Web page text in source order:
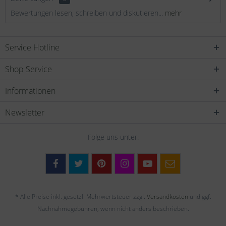
Bewertungen lesen, schreiben und diskutieren... mehr
Service Hotline
Shop Service
Informationen
Newsletter
Folge uns unter:
* Alle Preise inkl. gesetzl. Mehrwertsteuer zzgl. Versandkosten und ggf.
Nachnahmegebühren, wenn nicht anders beschrieben.